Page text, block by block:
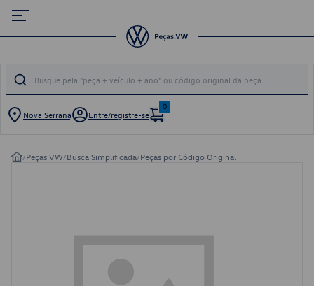
Nova Serrana Entre/registre-se
0
/Peças VW/Busca Simplificada/Peças por Código Original